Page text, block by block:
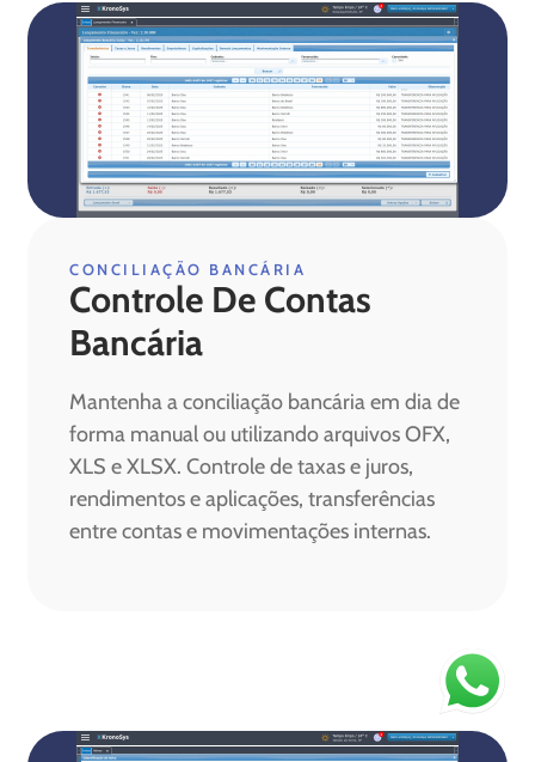
CONCILIAÇÃO BANCÁRIA
Controle De Contas
Bancária
Mantenha a conciliação bancária em dia de
forma manual ou utilizando arquivos OFX,
XLS e XLSX. Controle de taxas e juros,
rendimentos e aplicações, transferências
entre contas e movimentações internas.